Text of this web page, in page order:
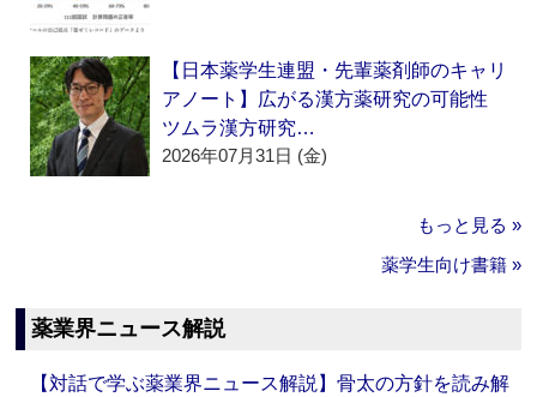
【日本薬学生連盟・先輩薬剤師のキャリ
アノート】広がる漢方薬研究の可能性
ツムラ漢方研究…
2026年07月31日 (金)
もっと見る »
薬学生向け書籍 »
薬業界ニュース解説
【対話で学ぶ薬業界ニュース解説】骨太の方針を読み解